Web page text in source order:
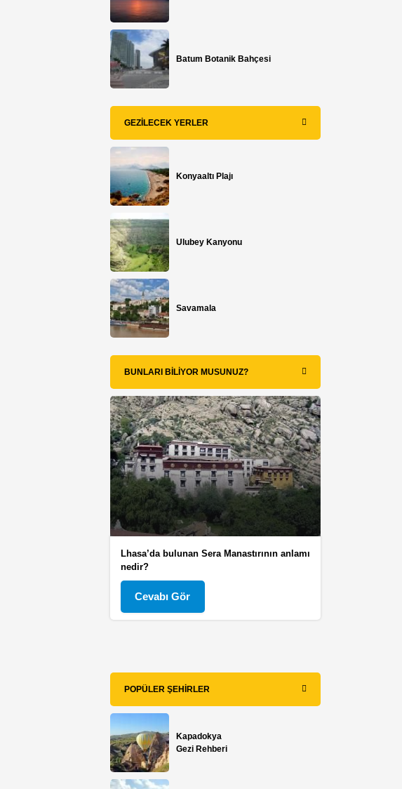
Batum Botanik Bahçesi
GEZILECEK YERLER
Konyaaltı Plajı
Ulubey Kanyonu
Savamala
BUNLARI BILIYOR MUSUNUZ?
Lhasa’da bulunan Sera Manastırının anlamı
nedir?
Cevabı Gör
POPÜLER ŞEHIRLER
Kapadokya
Gezi Rehberi